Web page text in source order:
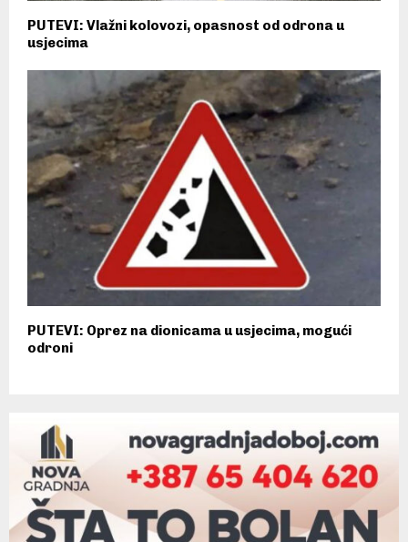
PUTEVI: Vlažni kolovozi, opasnost od odrona u
usjecima
PUTEVI: Oprez na dionicama u usjecima, mogući
odroni